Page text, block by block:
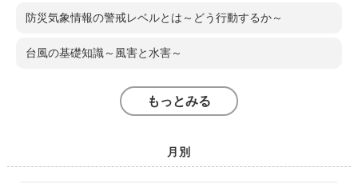
防災気象情報の警戒レベルとは～どう行動するか～
台風の基礎知識～風害と水害～
もっとみる
月別